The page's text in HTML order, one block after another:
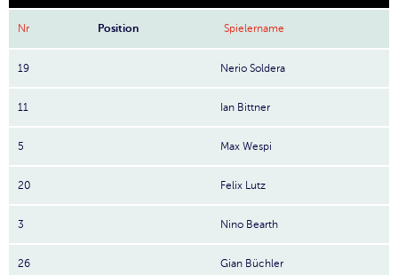
Nr Position Spielername
19 Nerio Soldera
11 Ian Bittner
5 Max Wespi
20 Felix Lutz
3 Nino Bearth
26 Gian Büchler